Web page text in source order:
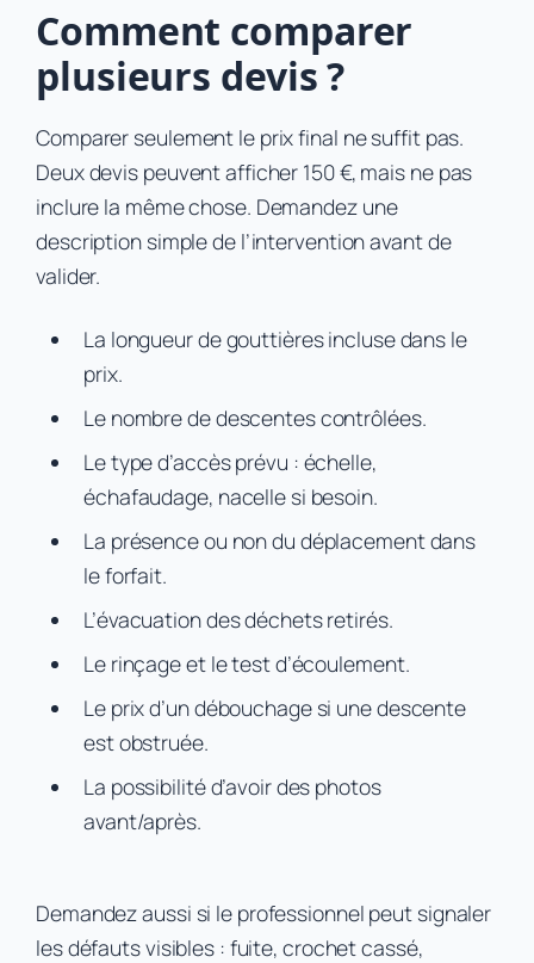
Comment comparer
plusieurs devis ?
Comparer seulement le prix final ne suffit pas.
Deux devis peuvent afficher 150 €, mais ne pas
inclure la même chose. Demandez une
description simple de l’intervention avant de
valider.
La longueur de gouttières incluse dans le
prix.
Le nombre de descentes contrôlées.
Le type d’accès prévu : échelle,
échafaudage, nacelle si besoin.
La présence ou non du déplacement dans
le forfait.
L’évacuation des déchets retirés.
Le rinçage et le test d’écoulement.
Le prix d’un débouchage si une descente
est obstruée.
La possibilité d’avoir des photos
avant/après.
Demandez aussi si le professionnel peut signaler
les défauts visibles : fuite, crochet cassé,